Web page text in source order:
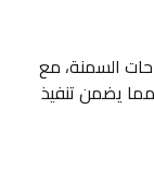
السمنة، مع
يضمن تنفيذ